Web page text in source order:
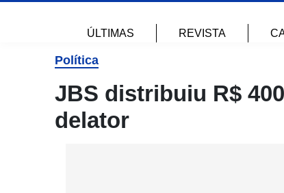
ÚLTIMAS REVISTA
Política
JBS distribuiu R$
delator